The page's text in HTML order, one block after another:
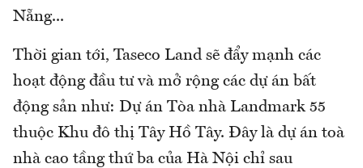
Nẵng...
Thời gian tới, Taseco Land sẽ đẩy mạnh các
hoạt động đầu tư và mở rộng các dự án bất
động sản như: Dự án Tòa nhà Landmark 55
thuộc Khu đô thị Tây Hồ Tây. Đây là dự án toà
nhà cao tầng thứ ba của Hà Nội chỉ sau